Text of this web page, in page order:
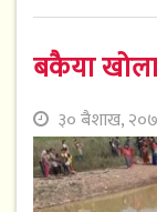
बकैया
३० बैशाख,